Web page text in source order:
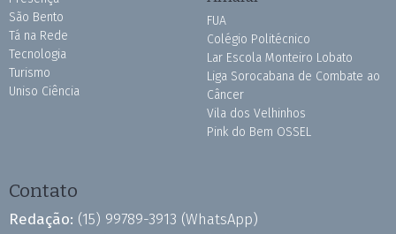
São Bento
Tá na Rede
Tecnologia
Turismo
Uniso Ciência
FUA
Colégio Politécnico
Lar Escola Monteiro Lobato
Liga Sorocabana de Combate ao
Câncer
Vila dos Velhinhos
Pink do Bem OSSEL
Contato
Redação: (15) 99789-3913 (WhatsApp)